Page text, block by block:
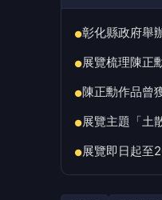
●彰化縣政府舉
●展覽梳理陳正
●陳正勳作品曾
●展覽主題「土
●展覽即日起至